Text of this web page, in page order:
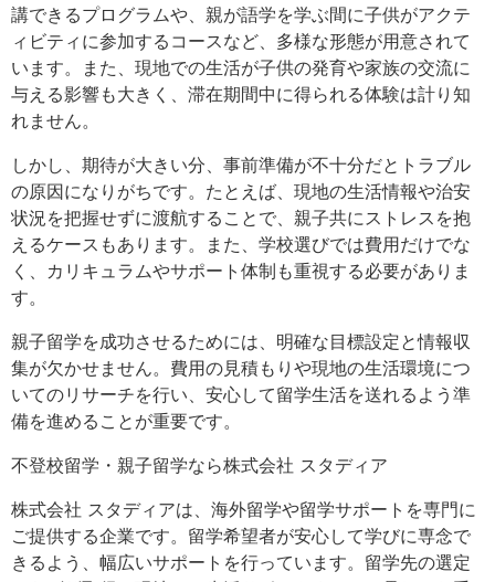
講できるプログラムや、親が語学を学ぶ間に子供がアクテ
ィビティに参加するコースなど、多様な形態が用意されて
います。また、現地での生活が子供の発育や家族の交流に
与える影響も大きく、滞在期間中に得られる体験は計り知
れません。
しかし、期待が大きい分、事前準備が不十分だとトラブル
の原因になりがちです。たとえば、現地の生活情報や治安
状況を把握せずに渡航することで、親子共にストレスを抱
えるケースもあります。また、学校選びでは費用だけでな
く、カリキュラムやサポート体制も重視する必要がありま
す。
親子留学を成功させるためには、明確な目標設定と情報収
集が欠かせません。費用の見積もりや現地の生活環境につ
いてのリサーチを行い、安心して留学生活を送れるよう準
備を進めることが重要です。
不登校留学・親子留学なら株式会社 スタディア
株式会社 スタディアは、海外留学や留学サポートを専門に
ご提供する企業です。留学希望者が安心して学びに専念で
きるよう、幅広いサポートを行っています。留学先の選定